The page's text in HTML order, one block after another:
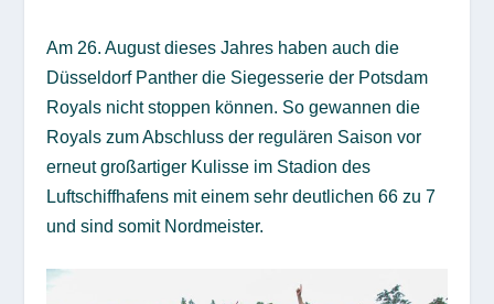
Am 26. August dieses Jahres haben auch die
Düsseldorf Panther die Siegesserie der Potsdam
Royals nicht stoppen können. So gewannen die
Royals zum Abschluss der regulären Saison vor
erneut großartiger Kulisse im Stadion des
Luftschiffhafens mit einem sehr deutlichen 66 zu 7
und sind somit Nordmeister.